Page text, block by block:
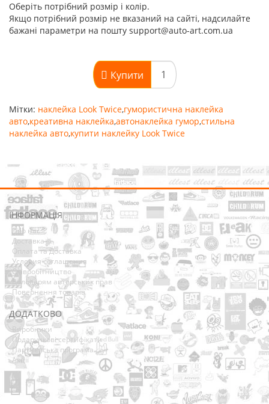
Оберіть потрібний розмір і колір.
Якщо потрібний розмір не вказаний на сайті, надсилайте
бажані параметри на пошту support@auto-art.com.ua
Купити
Мітки: наклейка Look Twice,гумористична наклейка
авто,креативна наклейка,автонаклейка гумор,стильна
наклейка авто,купити наклейку Look Twice
ІНФОРМАЦІЯ
Про нас
Доставка
Оплата та Доставка
Условия соглашения
Співробітництво
Володарям авторських прав
Повернення товарів
ДОДАТКОВО
Виробники
Подарункові сертифікати
Партнерська програма
Акції